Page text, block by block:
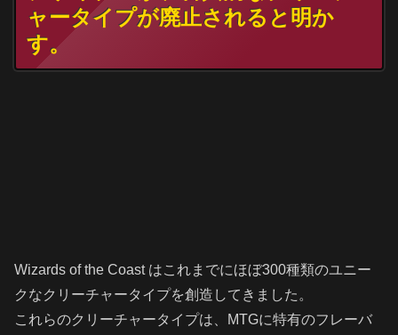
ャータイプが廃止されると明か
す。
Wizards of the Coast はこれまでにほぼ300種類のユニー
クなクリーチャータイプを創造してきました。
これらのクリーチャータイプは、MTGに特有のフレーバ